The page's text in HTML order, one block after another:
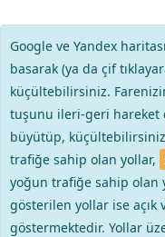
Google ve Yandex
basarak (ya da çif
küçültebilirsiniz.
tuşunu ileri-geri hareket
büyütüp,
trafiğe sahip olan yollar,
yoğun trafiğe sahip olan
gösterilen yollar ise açık
göstermektedir. Yollar